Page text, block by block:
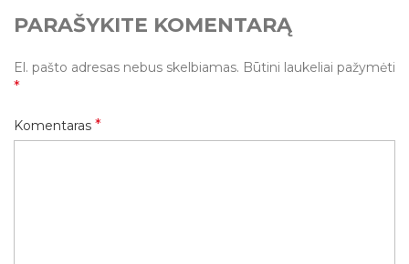
PARAŠYKITE KOMENTARĄ
El. pašto adresas nebus skelbiamas. Būtini laukeliai pažymėti
*
Komentaras *